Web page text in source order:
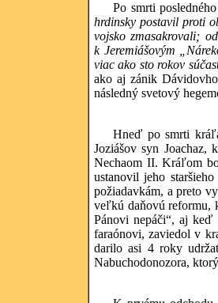
Po smrti
hrdinsky postavil proti
vojsko zmasakrovali;
k Jeremiášovým
viac ako sto rokov
ako aj zánik
následný svetový
Hneď po smrti
Joziášov syn Joachaz,
Nechaom II. Kráľom
ustanovil jeho
požiadavkám, a preto
veľkú daňovú reformu,
Pánovi nepáči“, aj keď
faraónovi, zaviedol v
darilo asi 4 roky
Nabuchodonozora,